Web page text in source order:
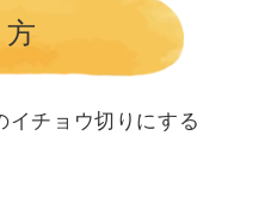
イチョウ切りにする